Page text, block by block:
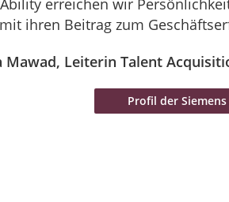
ihren Beitrag zum
Mawad, Leiterin Talent
Profil der Siemens